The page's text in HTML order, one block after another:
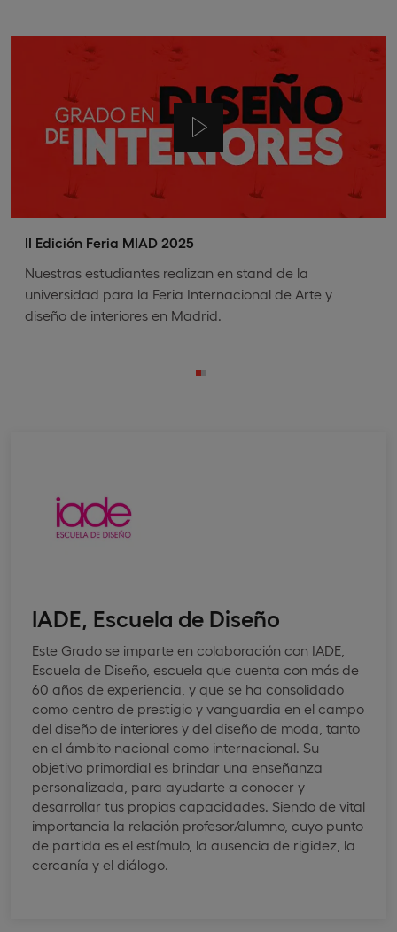
II Edición Feria MIAD 2025
Nuestras estudiantes realizan en stand de la
universidad para la Feria Internacional de Arte y
diseño de interiores en Madrid.
IADE, Escuela de Diseño
Este Grado se imparte en colaboración con IADE,
Escuela de Diseño, escuela que cuenta con más de
60 años de experiencia, y que se ha consolidado
como centro de prestigio y vanguardia en el campo
del diseño de interiores y del diseño de moda, tanto
en el ámbito nacional como internacional. Su
objetivo primordial es brindar una enseñanza
personalizada, para ayudarte a conocer y
desarrollar tus propias capacidades. Siendo de vital
importancia la relación profesor/alumno, cuyo punto
de partida es el estímulo, la ausencia de rigidez, la
cercanía y el diálogo.